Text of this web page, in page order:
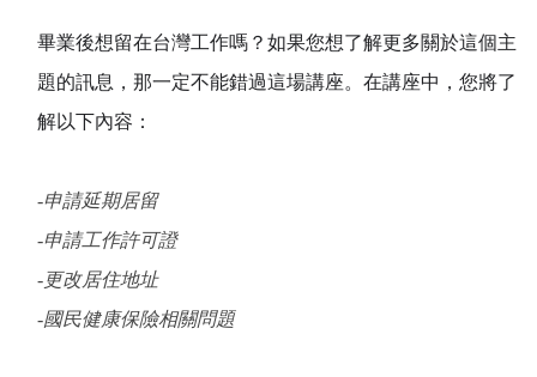
畢業後想留在台灣工作嗎？如果您想了解更多關於這個主
題的訊息，那一定不能錯過這場講座。在講座中，您將了
解以下內容：
-申請延期居留
-申請工作許可證
-更改居住地址
-國民健康保險相關問題